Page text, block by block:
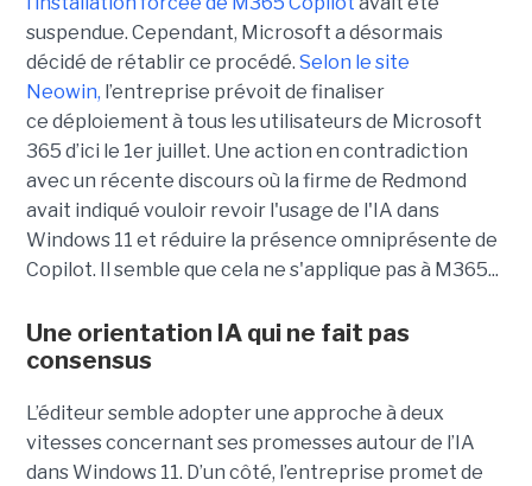
suspendue. Cependant, Microsoft a désormais
décidé de rétablir ce procédé. Selon le site
Neowin, l’entreprise prévoit de finaliser
ce déploiement à tous les utilisateurs de Microsoft
365 d’ici le 1er juillet. Une action en contradiction
avec un récente discours où la firme de Redmond
avait indiqué vouloir revoir l'usage de l'IA dans
Windows 11 et réduire la présence omniprésente de
Copilot. Il semble que cela ne s'applique pas à M365...
Une orientation IA qui ne fait pas
consensus
L’éditeur semble adopter une approche à deux
vitesses concernant ses promesses autour de l’IA
dans Windows 11. D’un côté, l’entreprise promet de